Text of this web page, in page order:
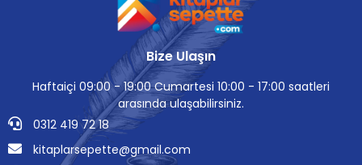
Bize Ulaşın
Haftaiçi 09:00 - 19:00 Cumartesi 10:00 - 17:00 saatleri
arasında ulaşabilirsiniz.
0312 419 72 18
kitaplarsepette@gmail.com